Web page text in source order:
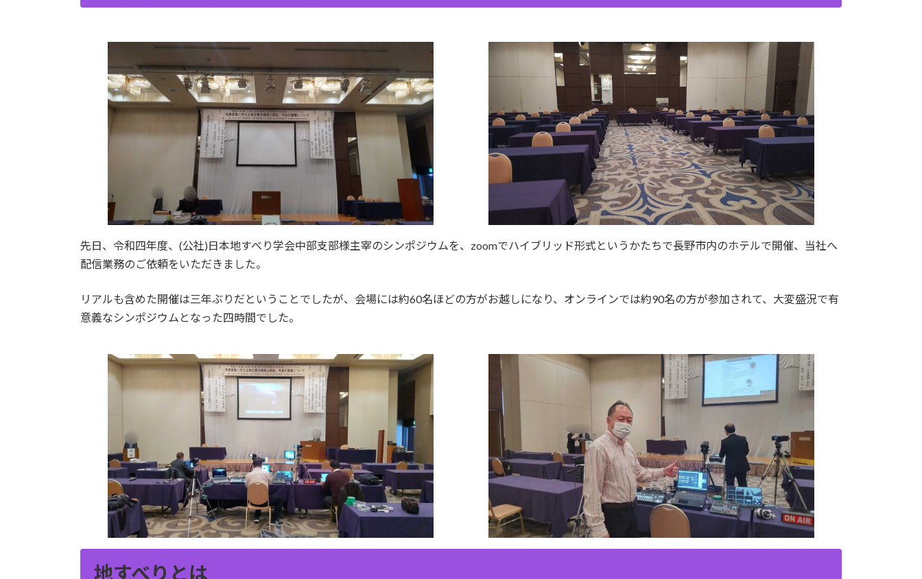
先日、令和四年度、(公社)日本地すべり学会中部支部様主宰のシンポジウムを、zoomでハイブリッド形式というかたちで長野市内のホテルで開催、当社へ
配信業務のご依頼をいただきました。
リアルも含めた開催は三年ぶりだということでしたが、会場には約60名ほどの方がお越しになり、オンラインでは約90名の方が参加されて、大変盛況で有
意義なシンポジウムとなった四時間でした。
地すべりとは